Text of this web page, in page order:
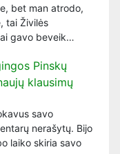
bet man atrodo,
tai Živilės
gavo beveik…
Pinskų
klausimų
savo
nerašytų. Bijo
laiko skiria savo